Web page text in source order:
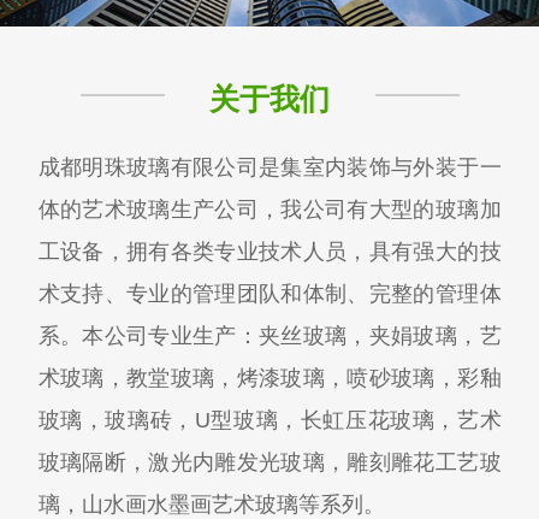
关于我们
成都明珠玻璃有限公司是集室内装饰与外装于一
体的艺术玻璃生产公司，我公司有大型的玻璃加
工设备，拥有各类专业技术人员，具有强大的技
术支持、专业的管理团队和体制、完整的管理体
系。本公司专业生产：夹丝玻璃，夹娟玻璃，艺
术玻璃，教堂玻璃，烤漆玻璃，喷砂玻璃，彩釉
玻璃，玻璃砖，U型玻璃，长虹压花玻璃，艺术
玻璃隔断，激光内雕发光玻璃，雕刻雕花工艺玻
璃，山水画水墨画艺术玻璃等系列。